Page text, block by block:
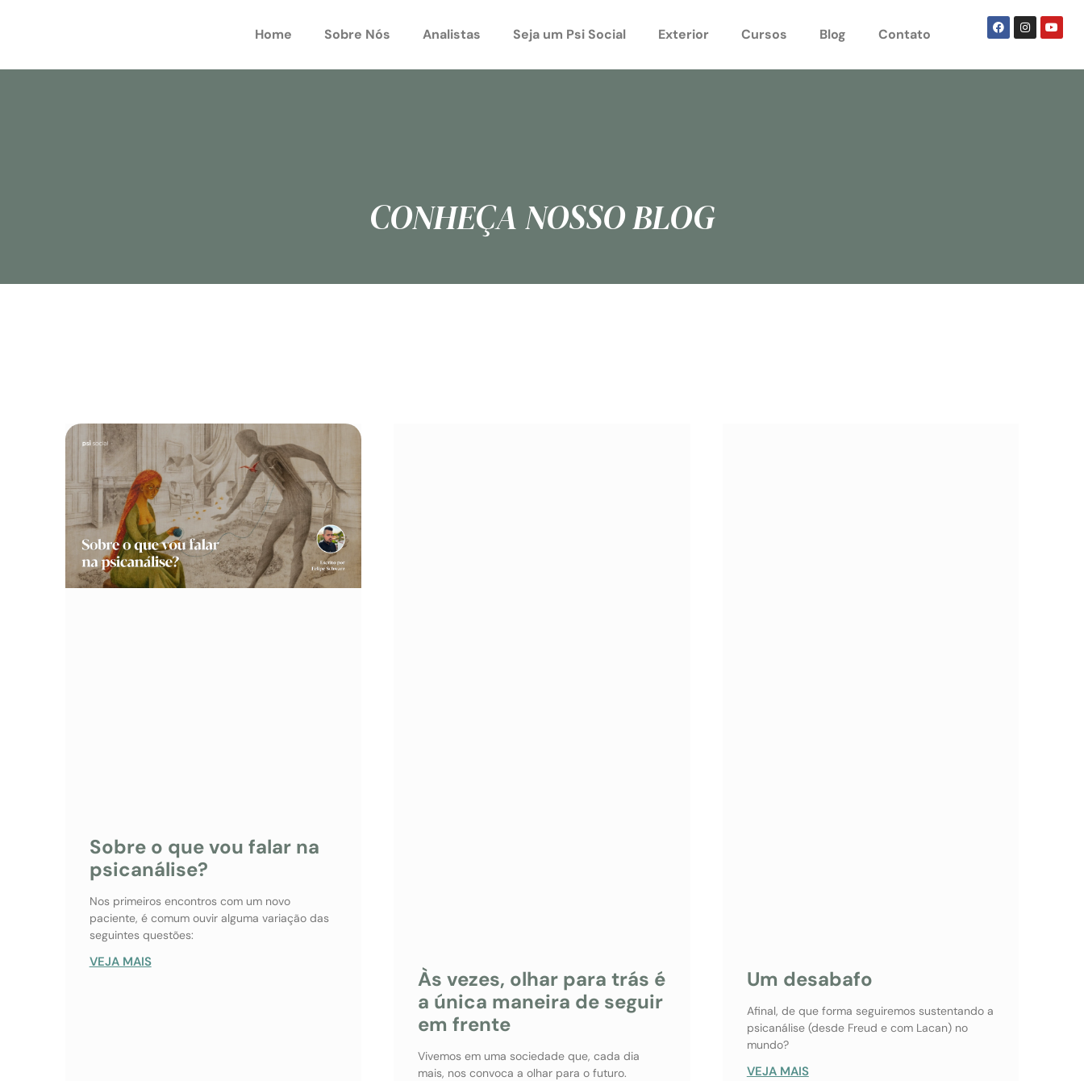
Home Sobre Nós Analistas Seja um Psi Social Exterior Cursos Blog Contato
CONHEÇA NOSSO BLOG
Sobre o que vou falar na
psicanálise?
Nos primeiros encontros com um novo
paciente, é comum ouvir alguma variação das
seguintes questões:
VEJA MAIS
Às vezes, olhar para trás é
a única maneira de seguir
em frente
Vivemos em uma sociedade que, cada dia
mais, nos convoca a olhar para o futuro.
Um desabafo
Afinal, de que forma seguiremos sustentando a
psicanálise (desde Freud e com Lacan) no
mundo?
VEJA MAIS